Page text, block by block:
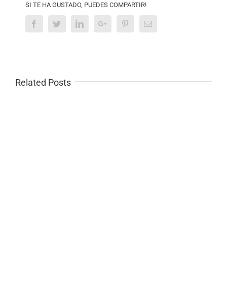
SI TE HA GUSTADO, PUEDES COMPARTIR!
FacebookTwitter LinkedinGoogle+Pinterest
Related Posts